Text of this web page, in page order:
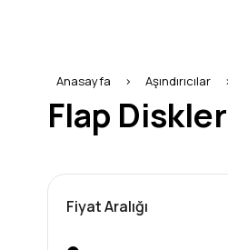
Anasayfa Aşındırıcılar
Flap Diskler
Fiyat Aralığı